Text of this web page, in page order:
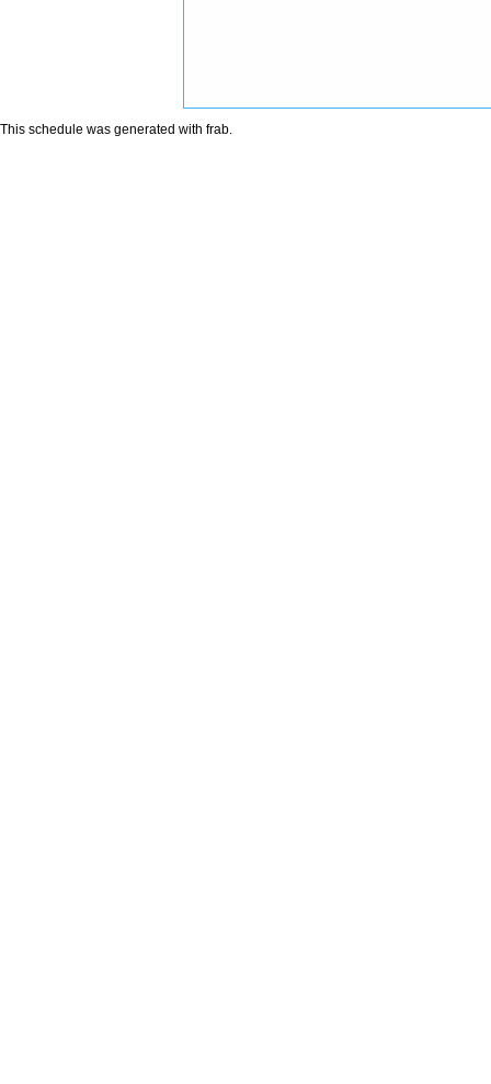
This schedule was generated with frab.